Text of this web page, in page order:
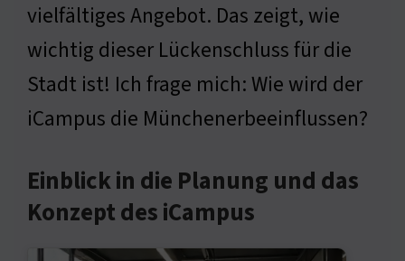
vielfältiges Angebot. Das zeigt, wie
wichtig dieser Lückenschluss für die
Stadt ist! Ich frage mich: Wie wird der
iCampus die Münchenerbeeinflussen?
Einblick in die Planung und das
Konzept des iCampus